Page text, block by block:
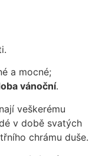
a mocné;
vánoční.
veškerému
v době svatých
chrámu duše.